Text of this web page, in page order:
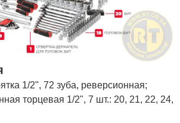
1/2", 72 зуба, реверсионная;
торцевая 1/2", 7 шт.: 20, 21, 22, 24,